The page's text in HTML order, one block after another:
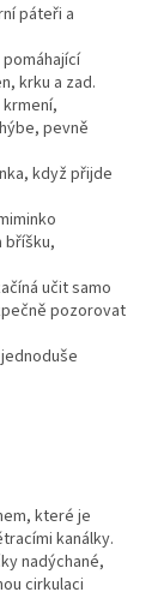
páteři a
krku a zad.
pevně
když přijde
bříšku,
učit samo
pozorovat
které je
kanálky.
nadýchané,
cirkulaci